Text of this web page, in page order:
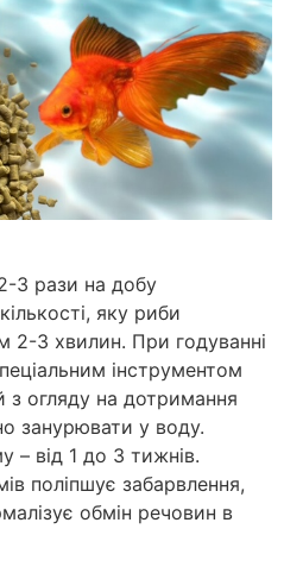
3 рази на добу
яку риби
2-3 хвилин. При годуванні
інструментом
огляду на дотримання
занурювати у воду.
– від 1 до 3 тижнів.
поліпшує забарвлення,
обмін речовин в